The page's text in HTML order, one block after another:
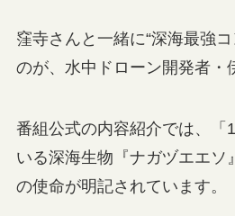
窪寺さんと一緒に“深海最強
のが、水中ドローン開発者・
番組公式の内容紹介では、「
いる深海生物『ナガヅエエソ
の使命が明記されています。